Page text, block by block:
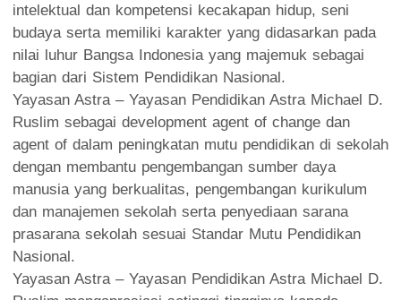
intelektual dan kompetensi kecakapan hidup, seni
budaya serta memiliki karakter yang didasarkan pada
nilai luhur Bangsa Indonesia yang majemuk sebagai
bagian dari Sistem Pendidikan Nasional.
Yayasan Astra – Yayasan Pendidikan Astra Michael D.
Ruslim sebagai development agent of change dan
agent of dalam peningkatan mutu pendidikan di sekolah
dengan membantu pengembangan sumber daya
manusia yang berkualitas, pengembangan kurikulum
dan manajemen sekolah serta penyediaan sarana
prasarana sekolah sesuai Standar Mutu Pendidikan
Nasional.
Yayasan Astra – Yayasan Pendidikan Astra Michael D.